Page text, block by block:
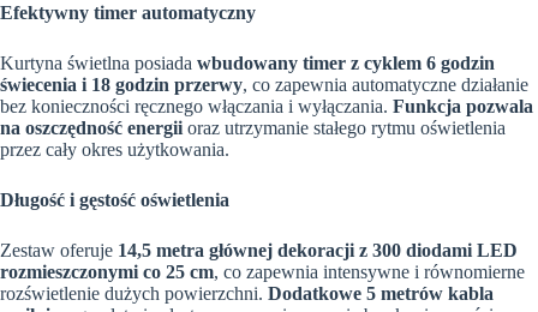
Efektywny timer automatyczny
Kurtyna świetlna posiada wbudowany timer z cyklem 6 godzin
świecenia i 18 godzin przerwy, co zapewnia automatyczne działanie
bez konieczności ręcznego włączania i wyłączania. Funkcja pozwala
na oszczędność energii oraz utrzymanie stałego rytmu oświetlenia
przez cały okres użytkowania.
Długość i gęstość oświetlenia
Zestaw oferuje 14,5 metra głównej dekoracji z 300 diodami LED
rozmieszczonymi co 25 cm, co zapewnia intensywne i równomierne
rozświetlenie dużych powierzchni. Dodatkowe 5 metrów kabla